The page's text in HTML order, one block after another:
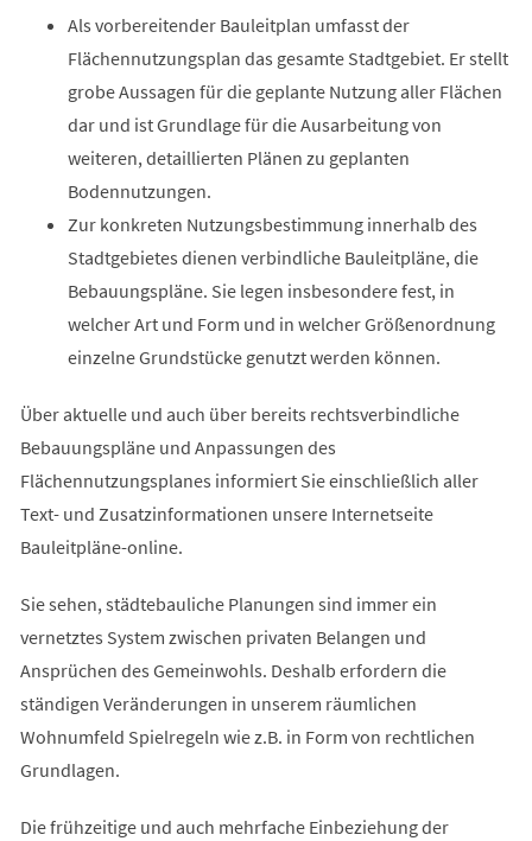
Als vorbereitender Bauleitplan umfasst der
Flächennutzungsplan das gesamte Stadtgebiet. Er stellt
grobe Aussagen für die geplante Nutzung aller Flächen
dar und ist Grundlage für die Ausarbeitung von
weiteren, detaillierten Plänen zu geplanten
Bodennutzungen.
Zur konkreten Nutzungsbestimmung innerhalb des
Stadtgebietes dienen verbindliche Bauleitpläne, die
Bebauungspläne. Sie legen insbesondere fest, in
welcher Art und Form und in welcher Größenordnung
einzelne Grundstücke genutzt werden können.
Über aktuelle und auch über bereits rechtsverbindliche
Bebauungspläne und Anpassungen des
Flächennutzungsplanes informiert Sie einschließlich aller
Text- und Zusatzinformationen unsere Internetseite
Bauleitpläne-online.
Sie sehen, städtebauliche Planungen sind immer ein
vernetztes System zwischen privaten Belangen und
Ansprüchen des Gemeinwohls. Deshalb erfordern die
ständigen Veränderungen in unserem räumlichen
Wohnumfeld Spielregeln wie z.B. in Form von rechtlichen
Grundlagen.
Die frühzeitige und auch mehrfache Einbeziehung der